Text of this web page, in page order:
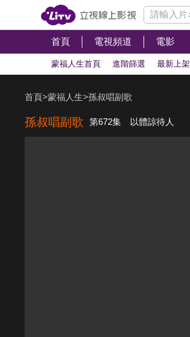
首頁 電視頻道 電影
蒙福人生首頁 進階篩選 最新上架
首頁>蒙福人生>孫叔唱副歌
孫叔唱副歌 第672集 以體諒待人